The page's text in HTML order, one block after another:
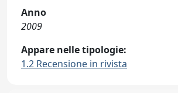
Anno
2009
Appare nelle tipologie:
1.2 Recensione in rivista